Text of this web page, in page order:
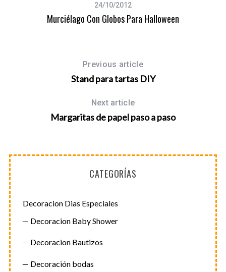
24/10/2012
Murciélago Con Globos Para Halloween
Previous article
Stand para tartas DIY
Next article
Margaritas de papel paso a paso
CATEGORÍAS
Decoracion Dias Especiales
Decoracion Baby Shower
Decoracion Bautizos
Decoración bodas